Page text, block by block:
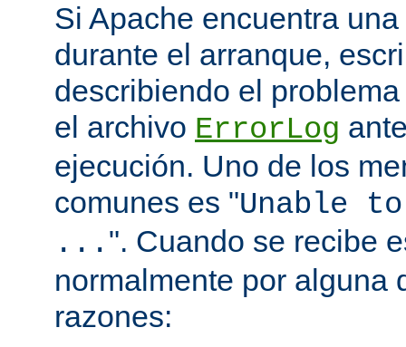
Si Apache encuentra
durante el arranque,
describiendo el
el archivo ErrorLog
ejecución. Uno de los
comunes es "Unable
... ". Cuando se recibe
normalmente por alguna
razones: